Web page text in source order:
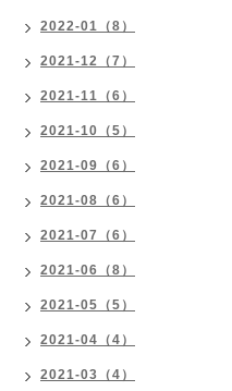
2022-01（8）
2021-12（7）
2021-11（6）
2021-10（5）
2021-09（6）
2021-08（6）
2021-07（6）
2021-06（8）
2021-05（5）
2021-04（4）
2021-03（4）